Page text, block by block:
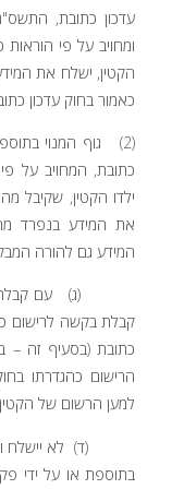
ומחויב על פי הוראות
הקטין, ישלח את
כאמור בחוק עדכון
(2) גוף המנוי
כתובת, המחויב על
ילדו הקטין, שקיבל
את המידע בנפרד
המידע גם להורה
כתובת (בסעיף זה –
הרישום כהגדרתו
למען הרשום של
(ד) לא יישלח ולא
בתוספת או על ידי